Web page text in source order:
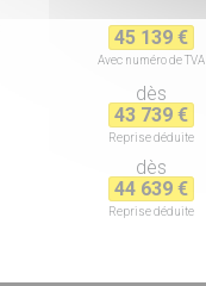
45 139 €
Avec numéro de TVA
dès
43 739 €
Reprisedéduite
dès
44 639 €
Reprisedéduite